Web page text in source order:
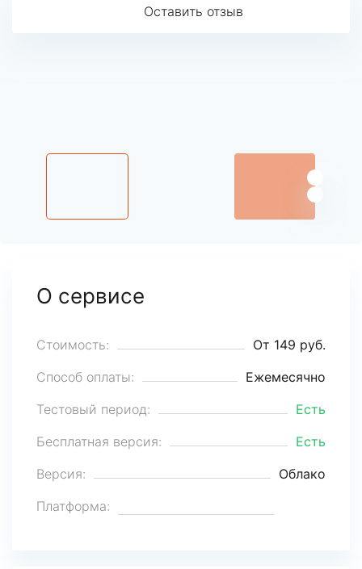
Оставить отзыв
О сервисе
Стоимость:
От 149 руб.
Способ оплаты:
Ежемесячно
Тестовый период:
Есть
Бесплатная версия:
Есть
Версия:
Облако
Платформа: